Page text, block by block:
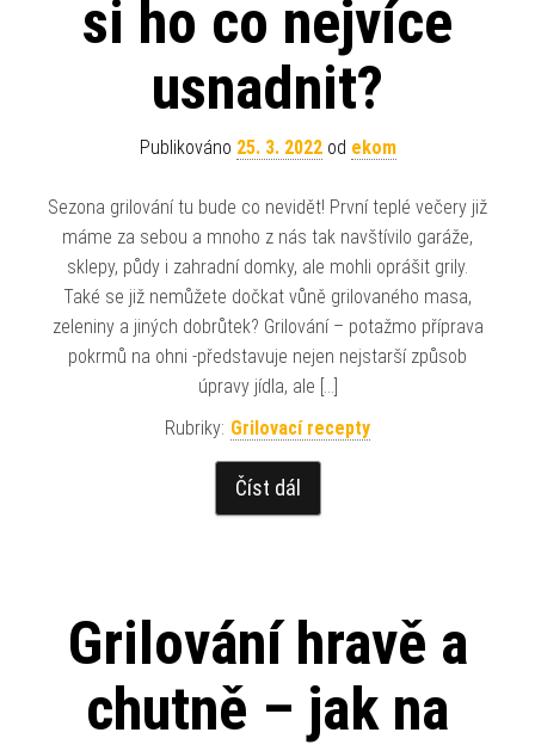
si ho co nejvíce
usnadnit?
Publikováno 25. 3. 2022od ekom
Sezona grilování tu bude co nevidět! První teplé večery již
máme za sebou a mnoho z nás tak navštívilo garáže,
sklepy, půdy i zahradní domky, ale mohli oprášit grily.
Také se již nemůžete dočkat vůně grilovaného masa,
zeleniny a jiných dobrůtek? Grilování – potažmo příprava
pokrmů na ohni -představuje nejen nejstarší způsob
úpravy jídla, ale […]
Rubriky: Grilovací recepty
Číst dál
Grilování hravě a
chutně – jak na